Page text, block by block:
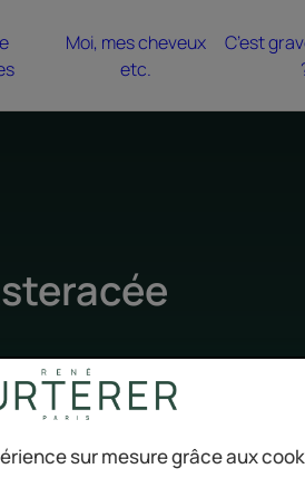
Moi, mes cheveux
etc.
C’est
sur mesure grâce aux